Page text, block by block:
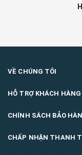
VỀ CHÚNG TÔI
HỖ TRỢ KHÁCH HÀNG
CHÍNH SÁCH BẢO
CHẤP NHẬN THANH